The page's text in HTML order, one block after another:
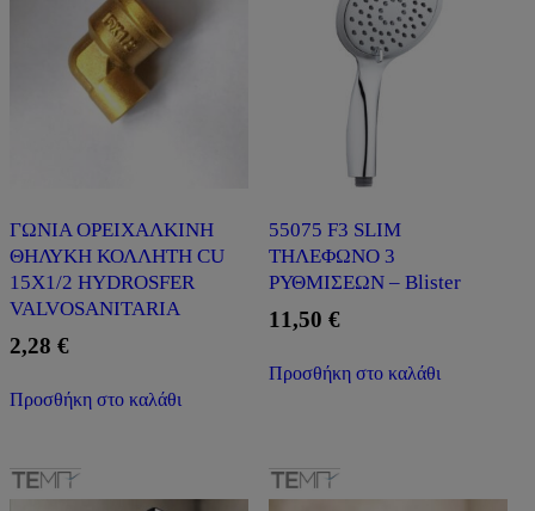
ΓΩΝΙΑ ΟΡΕΙΧΑΛΚΙΝΗ
ΘΗΛΥΚΗ ΚΟΛΛΗΤΗ CU
15X1/2 HYDROSFER
VALVOSANITARIA
2,28 €
Προσθήκη στο καλάθι
55075 F3 SLIM
ΤΗΛΕΦΩΝΟ 3
ΡΥΘΜΙΣΕΩΝ – Blister
11,50 €
Προσθήκη στο καλάθι